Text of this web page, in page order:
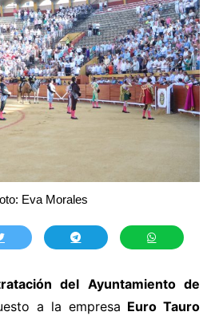
Eva Morales
del Ayuntamiento de
a la empresa Euro Tauro